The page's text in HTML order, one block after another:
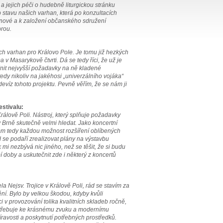
jejich péči o hudebně liturgickou stránku
našich varhan, která po konzultacích
a k založení občanského sdružení
varhan pro Královo Pole. Je tomu již hezkých
v Masarykově čtvrti. Dá se tedy říci, že už je
nejvyšší požadavky na ně kladené
nikoliv na jakéhosi „univerzálního vojáka“
tohoto projektu. Pevně věřím, že se nám ji
Poli. Nástroj, který splňuje požadavky
skutečně velmi hledat. Jako koncertní
tedy každou možnost rozšíření oblíbených
podaří zrealizovat plány na výstavbu
nezbývá nic jiného, než se těšit, že si budu
a uskutečnit zde i některý z koncertů
Nejsv. Trojice v Králově Poli, rád se stavím za
Bylo by velkou škodou, kdyby kvůli
v provozování tolika kvalitních skladeb ročně,
ke krásnému zvuku a modernímu
a poskytnutí potřebných prostředků.